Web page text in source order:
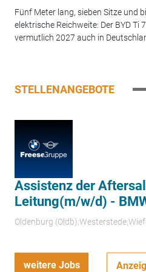
Fünf Meter lang, sieben Sitze und
elektrische Reichweite: Der BYD Ti
vermutlich 2027 auch in
STELLENANGEBOTE
Assistenz der
Leitung(m/w/d) -
Oldenburg
weitere Jobs